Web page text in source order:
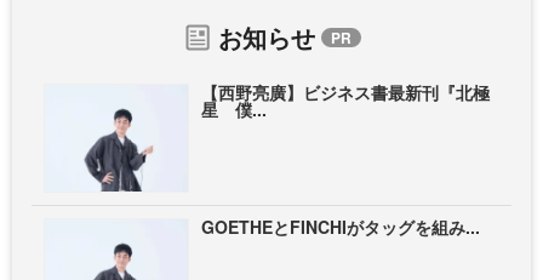
お知らせ
【西野亮廣】ビジネス書最新刊『北極
星 僕...
GOETHEとFINCHIがタッグを組み...